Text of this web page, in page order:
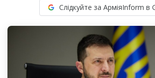
Слідкуйте за АрміяInform в